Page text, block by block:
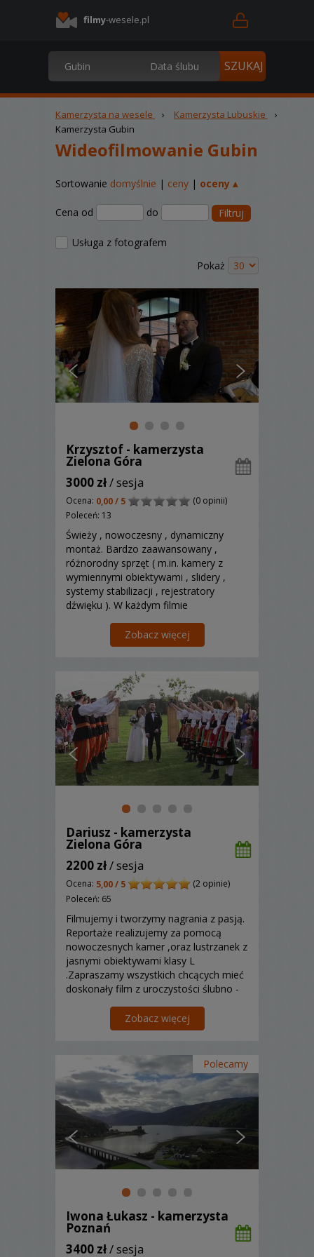
filmy-wesele.pl
Kamerzysta na wesele › Kamerzysta Lubuskie
›
Kamerzysta Gubin
Wideofilmowanie Gubin
Sortowanie domyślnie | ceny | oceny ▴
Cena od do Filtruj
Usługa z fotografem
Pokaż
Krzysztof - kamerzysta
Zielona Góra
3000 zł/ sesja
Ocena: 0,00 / 5
(0 opinii)
Poleceń: 13
Świeży , nowoczesny , dynamiczny
montaż. Bardzo zaawansowany ,
różnorodny sprzęt ( m.in. kamery z
wymiennymi obiektywami , slidery ,
systemy stabilizacji , rejestratory
dźwięku ). W każdym filmie
Młodych. Jestem otwarty na uwagi i
sugestie Młodej Pary.
Zobacz więcej
Dariusz - kamerzysta
Zielona Góra
2200 zł/ sesja
Ocena: 5,00 / 5
(2 opinie)
Poleceń: 65
Filmujemy i tworzymy nagrania z pasją.
Reportaże realizujemy za pomocą
nowoczesnych kamer ,oraz lustrzanek z
jasnymi obiektywami klasy L
.Zapraszamy wszystkich chcących mieć
doskonały film z uroczystości ślubno -
Zobacz więcej
Polecamy
Iwona Łukasz - kamerzysta
Poznań
3400 zł/ sesja